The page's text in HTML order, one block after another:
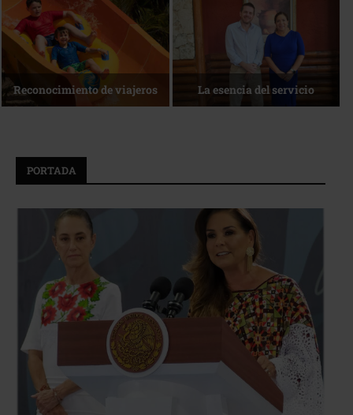
La nueva agenda de Quintana
Roo
1 de agosto • Torneo de Golf
ACOTUR
PORTADA